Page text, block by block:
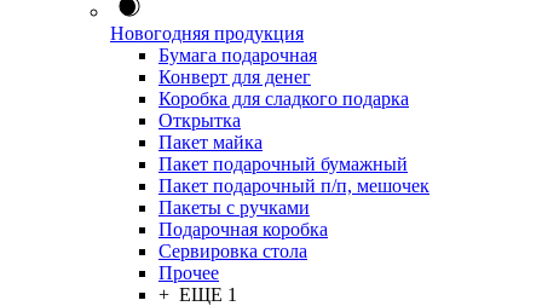
Новогодняя продукция
Бумага подарочная
Конверт для денег
Коробка для сладкого подарка
Открытка
Пакет майка
Пакет подарочный бумажный
Пакет подарочный п/п, мешочек
Пакеты с ручками
Подарочная коробка
Сервировка стола
Прочее
+ ЕЩЕ 1